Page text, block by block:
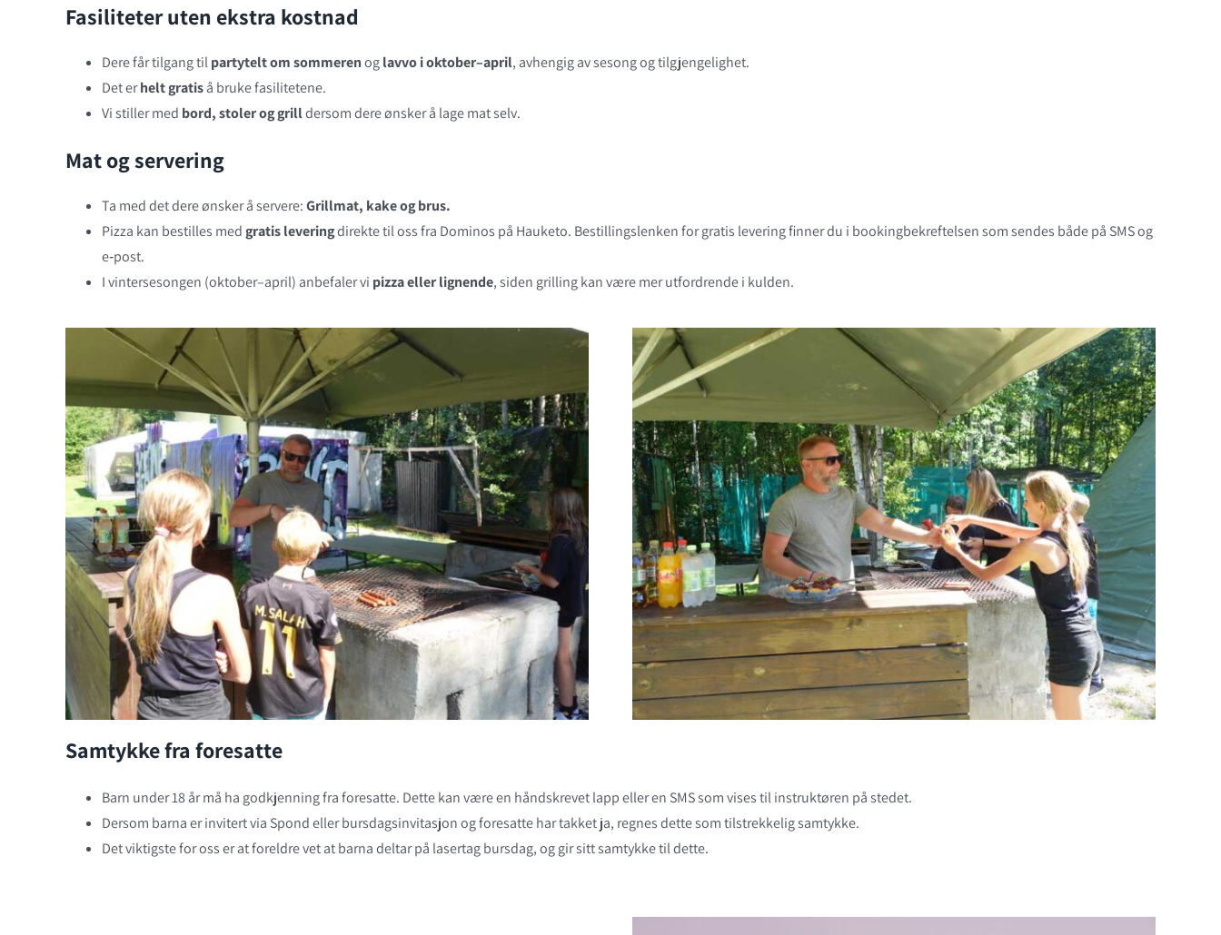
Fasiliteter uten ekstra kostnad
Dere får tilgang tilpartytelt om sommerenoglavvo i oktober–april, avhengig av sesong og tilgjengelighet.
Det erhelt gratiså bruke fasilitetene.
Vi stiller med bord, stoler og grilldersom dere ønsker å lage mat selv.
Mat og servering
Ta med det dere ønsker å servere:Grillmat, kake og brus.
Pizza kan bestilles medgratis leveringdirekte til oss fra Dominos på Hauketo. Bestillingslenken for gratis levering finner du i bookingbekreftelsen som sendes både på SMS og
e‑post.
I vintersesongen (oktober–april) anbefaler vi pizza eller lignende, siden grilling kan være mer utfordrende i kulden.
Samtykke fra foresatte
Barn under 18 år må ha godkjenning fra foresatte. Dette kan være en håndskrevet lapp eller en SMS som vises til instruktøren på stedet.
Dersom barna er invitert via Spond eller bursdagsinvitasjon og foresatte har takket ja, regnes dette som tilstrekkelig samtykke.
Det viktigste for oss er at foreldre vet at barna deltar på lasertag bursdag, og gir sitt samtykke til dette.